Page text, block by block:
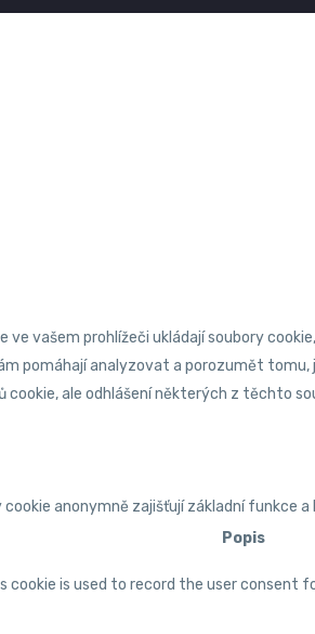
vašem prohlížeči ukládají soubory
pomáhají analyzovat a porozumět
ale odhlášení některých z těchto
anonymně zajišťují základní funkce
Popis
cookie is used to record the user